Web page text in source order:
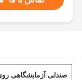
صندلی آزمایشگاهی